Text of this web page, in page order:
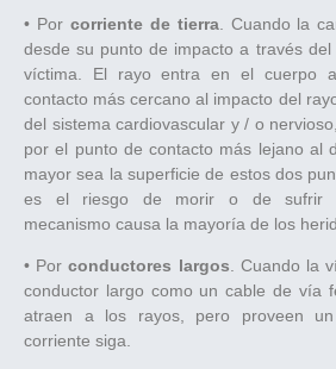
• Por corriente de tierra. Cuando la
desde su punto de impacto a través
víctima. El rayo entra en el cuerpo
contacto más cercano al impacto del
del sistema cardiovascular y / o
por el punto de contacto más lejano al
mayor sea la superficie de estos dos
es el riesgo de morir o de sufrir
mecanismo causa la mayoría de los
• Porconductores largos. Cuando la
conductor largo como un cable de vía
atraen a los rayos, pero proveen
corriente siga.